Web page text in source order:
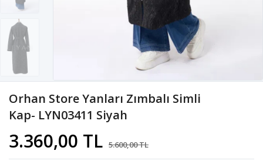
Orhan Store Yanları Zımbalı Simli
Kap- LYN03411 Siyah
3.360,00 TL 5.600,00 TL